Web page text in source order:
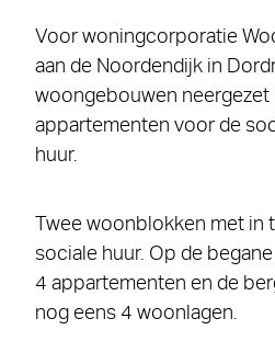
Voor woningcorporatie
aan de Noordendijk in
woongebouwen
appartementen voor de
huur.
Twee woonblokken met in
sociale huur. Op de
4 appartementen en de
nog eens 4 woonlagen.